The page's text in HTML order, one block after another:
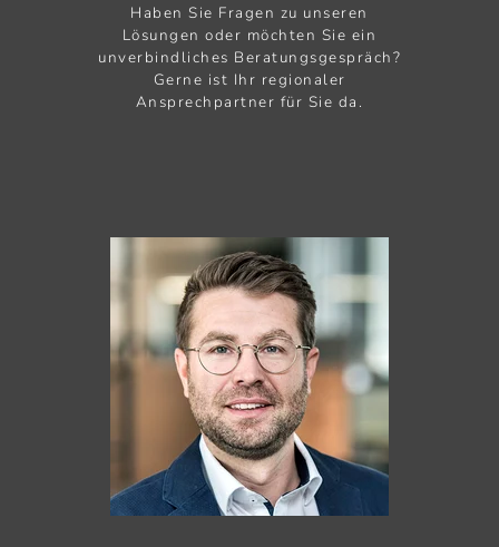
Haben Sie Fragen zu unseren
Lösungen oder möchten Sie ein
unverbindliches Beratungsgespräch?
Gerne ist Ihr regionaler
Ansprechpartner für Sie da.